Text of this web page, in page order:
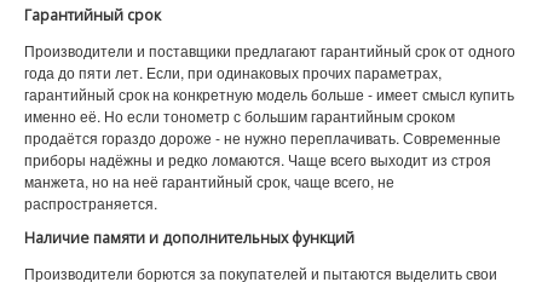
Гарантийный срок
Производители и поставщики предлагают гарантийный срок от одного
года до пяти лет. Если, при одинаковых прочих параметрах,
гарантийный срок на конкретную модель больше - имеет смысл купить
именно её. Но если тонометр с большим гарантийным сроком
продаётся гораздо дороже - не нужно переплачивать. Современные
приборы надёжны и редко ломаются. Чаще всего выходит из строя
манжета, но на неё гарантийный срок, чаще всего, не
распространяется.
Наличие памяти и дополнительных функций
Производители борются за покупателей и пытаются выделить свои